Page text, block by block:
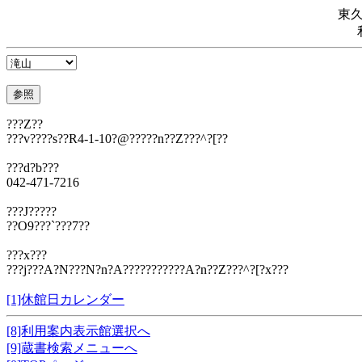
東
???Z??
???v????s??R4-1-10?@?????n??Z???^?[??
???d?b???
042-471-7216
???J?????
??O9???`???7??
???x???
???j???A?N???N?n?A???????????A?n??Z???^?[?x???
[1]休館日カレンダー
[8]利用案内表示館選択へ
[9]蔵書検索メニューへ